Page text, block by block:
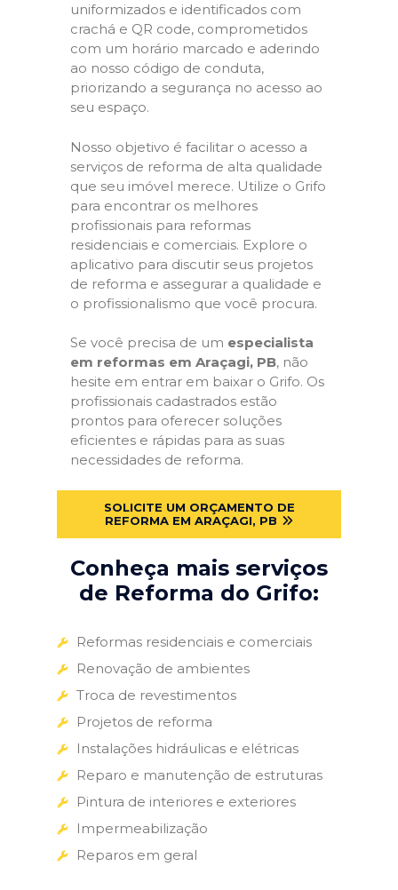
uniformizados e identificados com
crachá e QR code, comprometidos
com um horário marcado e aderindo
ao nosso código de conduta,
priorizando a segurança no acesso ao
seu espaço.
Nosso objetivo é facilitar o acesso a
serviços de reforma de alta qualidade
que seu imóvel merece. Utilize o Grifo
para encontrar os melhores
profissionais para reformas
residenciais e comerciais. Explore o
aplicativo para discutir seus projetos
de reforma e assegurar a qualidade e
o profissionalismo que você procura.
Se você precisa de um especialista
em reformas em Araçagi, PB, não
hesite em entrar em baixar o Grifo. Os
profissionais cadastrados estão
prontos para oferecer soluções
eficientes e rápidas para as suas
necessidades de reforma.
SOLICITE UM ORÇAMENTO DE
REFORMA EM ARAÇAGI, PB
Conheça mais serviços
de Reforma do Grifo:
Reformas residenciais e comerciais
Renovação de ambientes
Troca de revestimentos
Projetos de reforma
Instalações hidráulicas e elétricas
Reparo e manutenção de estruturas
Pintura de interiores e exteriores
Impermeabilização
Reparos em geral